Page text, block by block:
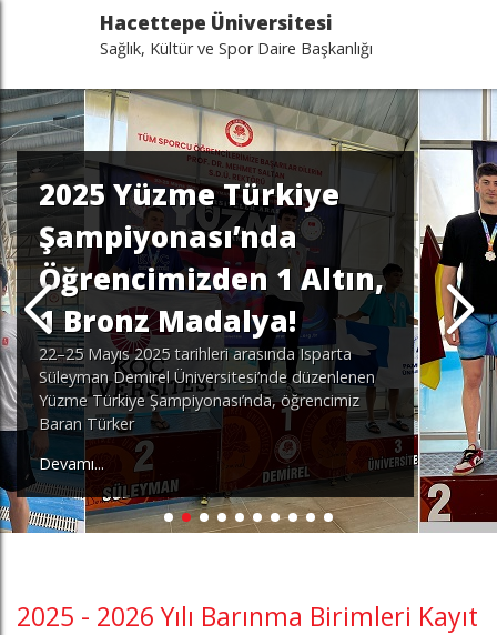
Hacettepe Üniversitesi
Sağlık, Kültür ve Spor Daire Başkanlığı
2025 Yüzme Türkiye
Şampiyonası’nda
Öğrencimizden 1 Altın,
1 Bronz Madalya!
22–25 Mayıs 2025 tarihleri arasında Isparta
Süleyman Demirel Üniversitesi’nde düzenlenen
Yüzme Türkiye Şampiyonası’nda, öğrencimiz
Baran Türker
Devamı...
2025 - 2026 Yılı Barınma Birimleri Kayıt